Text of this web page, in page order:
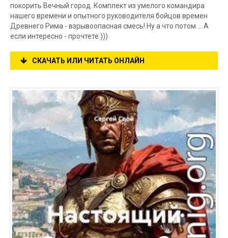
покорить Вечный город. Комплект из умелого командира
нашего времени и опытного руководителя бойцов времен
Древнего Рима - взрывоопасная смесь! Ну а что потом ... А
если интересно - прочтете )))
СКАЧАТЬ ИЛИ ЧИТАТЬ ОНЛАЙН